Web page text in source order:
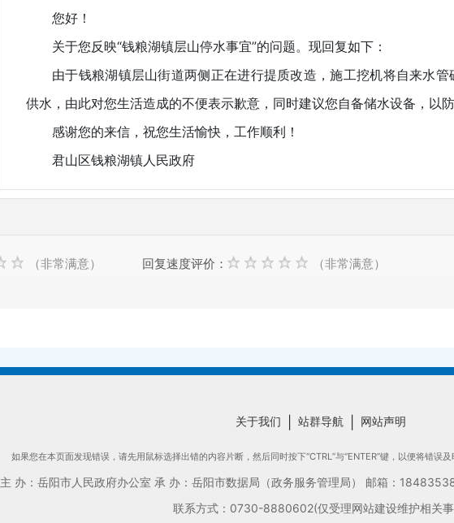
您好！
关于您反映“钱粮湖镇层山停水事宜”的问题。现回复如下：
由于钱粮湖镇层山街道两侧正在进行提质改造，施工挖机将自来水
供水，由此对您生活造成的不便表示歉意，同时建议您自备储水设备，以防
感谢您的来信，祝您生活愉快，工作顺利！
君山区钱粮湖镇人民政府
（非常满意） 回复速度评价： （非常满意）
关于我们 站群导航 网站声明
如果您在本页面发现错误，请先用鼠标选择出错的内容片断，然后同时按下“CTRL”与“ENTER”键，以便将错误
主 办：岳阳市人民政府办公室 承 办：岳阳市数据局（政务服务管理局） 邮箱：
联系方式：0730-8880602(仅受理网站建设维护相关